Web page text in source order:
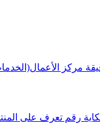
مركز
رقم تعرف على